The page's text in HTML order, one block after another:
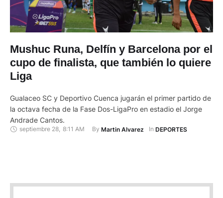
Mushuc Runa, Delfín y Barcelona por el
cupo de finalista, que también lo quiere
Liga
Gualaceo SC y Deportivo Cuenca jugarán el primer partido de
la octava fecha de la Fase Dos-LigaPro en estadio el Jorge
Andrade Cantos.
septiembre 28, 8:11 AM By Martin Alvarez In DEPORTES